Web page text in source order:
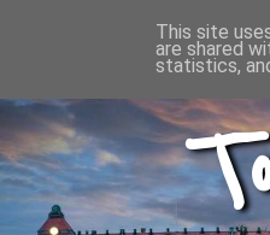
This site
are shared
statistics,